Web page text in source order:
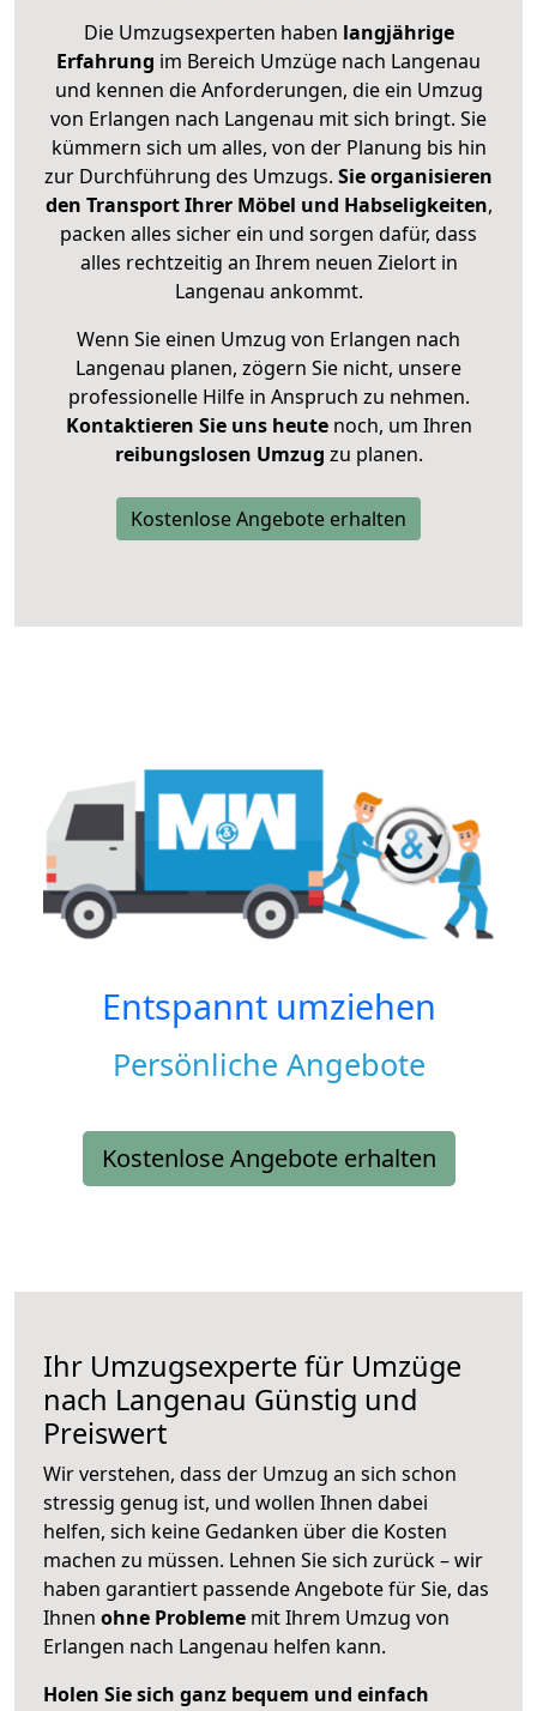
Die Umzugsexperten haben langjährige
Erfahrung im Bereich Umzüge nach Langenau
und kennen die Anforderungen, die ein Umzug
von Erlangen nach Langenau mit sich bringt. Sie
kümmern sich um alles, von der Planung bis hin
zur Durchführung des Umzugs. Sie organisieren
den Transport Ihrer Möbel und Habseligkeiten,
packen alles sicher ein und sorgen dafür, dass
alles rechtzeitig an Ihrem neuen Zielort in
Langenau ankommt.
Wenn Sie einen Umzug von Erlangen nach
Langenau planen, zögern Sie nicht, unsere
professionelle Hilfe in Anspruch zu nehmen.
Kontaktieren Sie uns heutenoch, um Ihren
reibungslosen Umzug zu planen.
Kostenlose Angebote erhalten
Entspannt umziehen
Persönliche Angebote
Kostenlose Angebote erhalten
Ihr Umzugsexperte für Umzüge
nach Langenau Günstig und
Preiswert
Wir verstehen, dass der Umzug an sich schon
stressig genug ist, und wollen Ihnen dabei
helfen, sich keine Gedanken über die Kosten
machen zu müssen. Lehnen Sie sich zurück – wir
haben garantiert passende Angebote für Sie, das
Ihnen ohne Probleme mit Ihrem Umzug von
Erlangen nach Langenau helfen kann.
Holen Sie sich ganz bequem und einfach